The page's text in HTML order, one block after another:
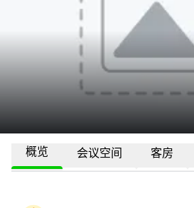
概览 会议空间 客房